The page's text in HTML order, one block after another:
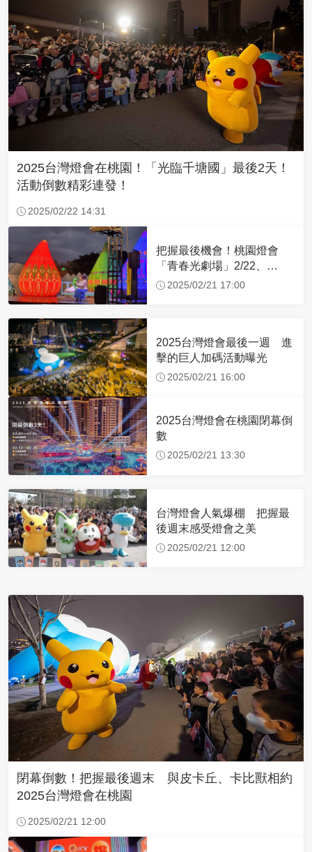
2025台灣燈會在桃園！「光臨千塘國」最後2天！
活動倒數精彩連發！
2025/02/22 14:31
把握最後機會！桃園燈會
「青春光劇場」2/22、
2/23FOCA馬戲團壓軸登場
2025/02/21 17:00
2025台灣燈會最後一週 進
擊的巨人加碼活動曝光
2025/02/21 16:00
2025台灣燈會在桃園閉幕倒
數
2025/02/21 13:30
台灣燈會人氣爆棚 把握最
後週末感受燈會之美
2025/02/21 12:00
閉幕倒數！把握最後週末 與皮卡丘、卡比獸相約
2025台灣燈會在桃園
2025/02/21 12:00